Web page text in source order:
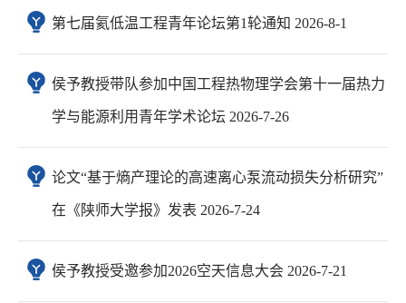
第七届氦低温工程青年论坛第1轮通知 2026-8-1
侯予教授带队参加中国工程热物理学会第十一届热力
学与能源利用青年学术论坛 2026-7-26
论文“基于熵产理论的高速离心泵流动损失分析研究”
在《陕师大学报》发表 2026-7-24
侯予教授受邀参加2026空天信息大会 2026-7-21